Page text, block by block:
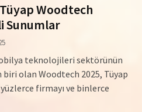
Woodtech
Sunumlar
teknolojileri sektörünün
olan Woodtech 2025, Tüyap
firmayı ve binlerce